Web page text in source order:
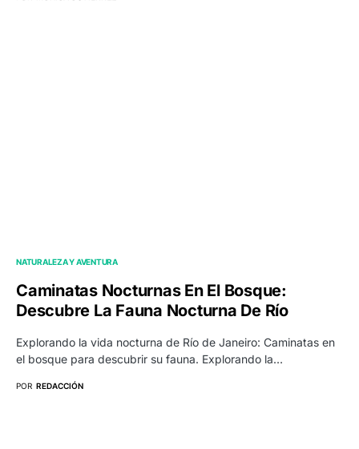
NATURALEZA Y AVENTURA
Caminatas Nocturnas En El Bosque:
Descubre La Fauna Nocturna De Río
Explorando la vida nocturna de Río de Janeiro: Caminatas en
el bosque para descubrir su fauna. Explorando la…
POR REDACCIÓN